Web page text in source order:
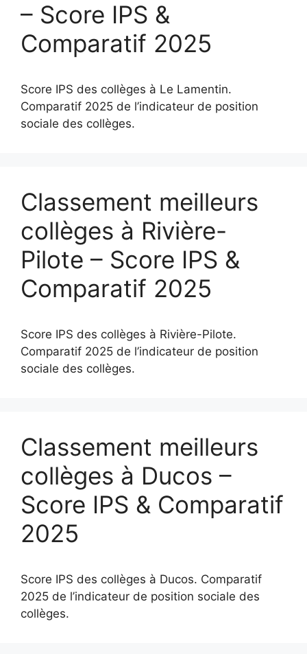
– Score IPS &
Comparatif 2025
Score IPS des collèges à Le Lamentin.
Comparatif 2025 de l’indicateur de position
sociale des collèges.
Classement meilleurs
collèges à Rivière-
Pilote – Score IPS &
Comparatif 2025
Score IPS des collèges à Rivière-Pilote.
Comparatif 2025 de l’indicateur de position
sociale des collèges.
Classement meilleurs
collèges à Ducos –
Score IPS & Comparatif
2025
Score IPS des collèges à Ducos. Comparatif
2025 de l’indicateur de position sociale des
collèges.